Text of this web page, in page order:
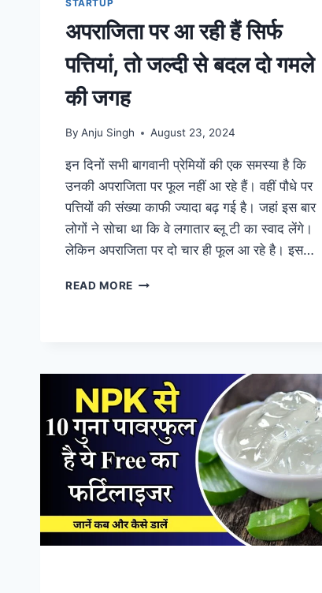
STARTUP
अपराजिता पर आ रही हैं सिर्फ
पत्तियां, तो जल्दी से बदल दो गमले
की जगह
By Anju Singh August 23, 2024
इन दिनों सभी बागवानी प्रेमियों की एक समस्या है कि
उनकी अपराजिता पर फूल नहीं आ रहे हैं। वहीं पौधे पर
पत्तियों की संख्या काफी ज्यादा बढ़ गई है। जहां इस बार
लोगों ने सोचा था कि वे लगातार ब्लू टी का स्वाद लेंगे।
लेकिन अपराजिता पर दो चार ही फूल आ रहे है। इस…
READ MORE अपराजिता
तो
जल्दी
से
दो
की
जगह